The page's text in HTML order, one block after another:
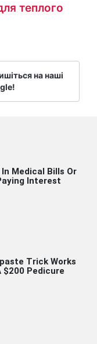
теплого
на наші